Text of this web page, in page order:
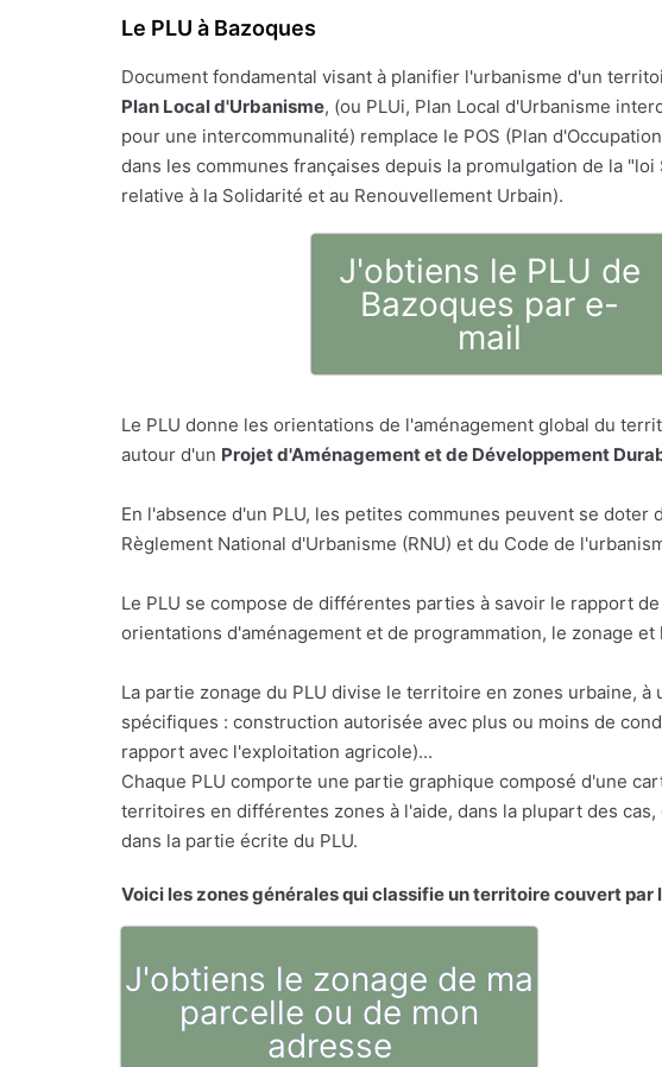
Le PLU à Bazoques
Document fondamental visant à planifier l'urbanisme d'un
Plan Local d'Urbanisme, (ou PLUi, Plan Local d'Urbanisme
pour une intercommunalité) remplace le POS (Plan
dans les communes françaises depuis la promulgation de la "loi
relative à la Solidarité et au Renouvellement Urbain).
J'obtiens le PLU de
Bazoques par e-
mail
Le PLU donne les orientations de l'aménagement global du
autour d'un Projet d'Aménagement et de Développement
En l'absence d'un PLU, les petites communes peuvent se
Règlement National d'Urbanisme (RNU) et du Code de
Le PLU se compose de différentes parties à savoir le rapport
orientations d'aménagement et de programmation, le zonage
La partie zonage du PLU divise le territoire en zones urbaine,
spécifiques : construction autorisée avec plus ou moins de
rapport avec l'exploitation agricole)...
Chaque PLU comporte une partie graphique composé d'une
territoires en différentes zones à l'aide, dans la plupart des
dans la partie écrite du PLU.
Voici les zones générales qui classifie un territoire couvert par
J'obtiens le zonage de ma
parcelle ou de mon
adresse